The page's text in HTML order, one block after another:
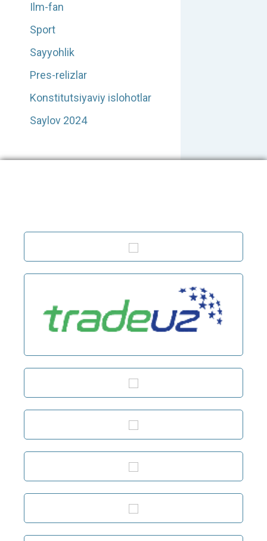
Ilm-fan
Sport
Sayyohlik
Pres-relizlar
Konstitutsiyaviy islohotlar
Saylov 2024